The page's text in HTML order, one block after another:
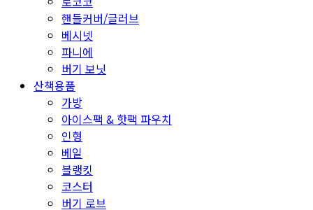
핸들커버/글러브
베시넷
파니에
버기 보닛
산책용품
가방
아이스팩 & 핫팩 파우치
인형
베일
블랭킷
코스터
버기 로브